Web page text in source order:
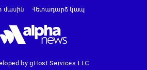
by gHost Services LLC
մասին Հետադարձ կապ